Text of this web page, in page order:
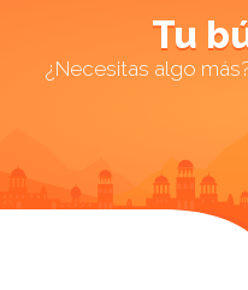
Tu
¿Necesitas algo